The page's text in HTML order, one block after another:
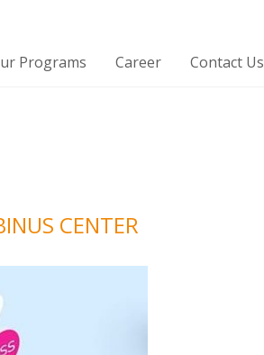
Programs Career Contact Us
CENTER